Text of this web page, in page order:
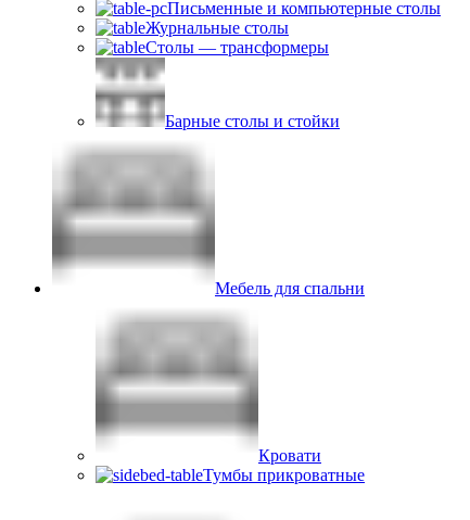
Письменные и компьютерные столы
Журнальные столы
Столы — трансформеры
Барные столы и стойки
Мебель для спальни
Кровати
Тумбы прикроватные